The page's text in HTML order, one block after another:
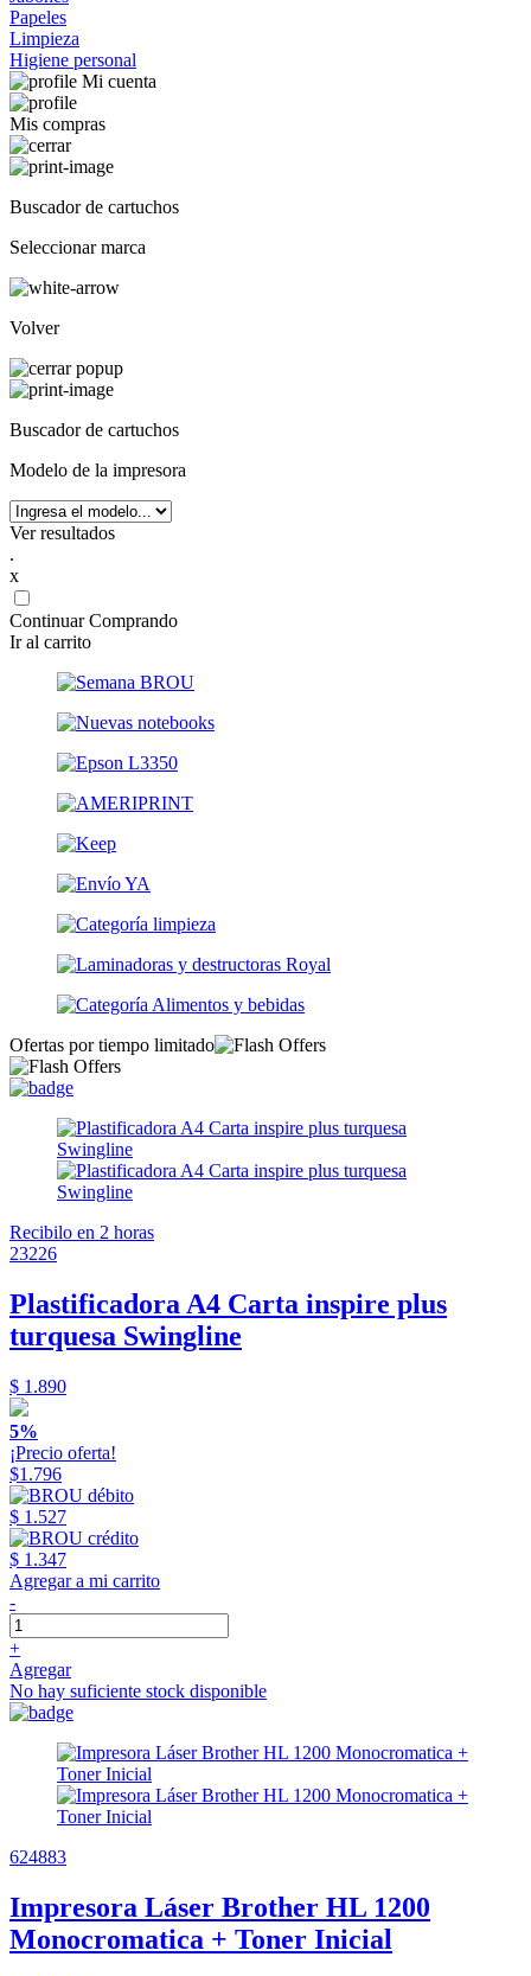
Papeles
Limpieza
Higiene personal
Mi cuenta
Mis compras
Buscador de cartuchos
Seleccionar marca
Volver
Buscador de cartuchos
Modelo de la impresora
Ver resultados
.
x
Continuar Comprando
Ir al carrito
Ofertas por tiempo limitado
Recibilo en 2 horas
23226
Plastificadora A4 Carta inspire plus
turquesa Swingline
$ 1.890
5%
¡Precio oferta!
$1.796
$ 1.527
$ 1.347
Agregar a mi carrito
-
+
Agregar
No hay suficiente stock disponible
624883
Impresora Láser Brother HL 1200
Monocromatica + Toner Inicial